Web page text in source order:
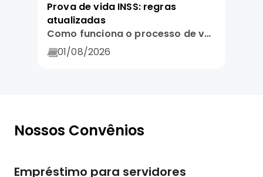
Prova de vida INSS: regras
atualizadas
Como funciona o processo de verificação automática e guia para evitar cair em golpes.
01/08/2026
Nossos Convênios
Empréstimo para servidores